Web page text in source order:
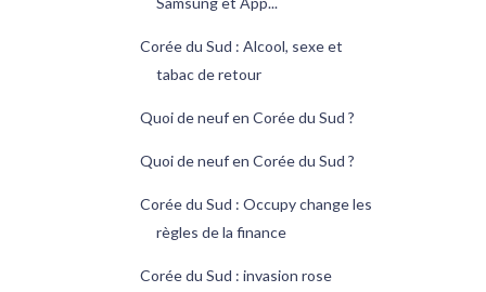
Corée du Sud : Alcool, sexe et
tabac de retour
Quoi de neuf en Corée du Sud ?
Quoi de neuf en Corée du Sud ?
Corée du Sud : Occupy change les
règles de la finance
Corée du Sud : invasion rose